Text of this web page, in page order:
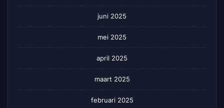
juni 2025
mei 2025
april 2025
maart 2025
februari 2025